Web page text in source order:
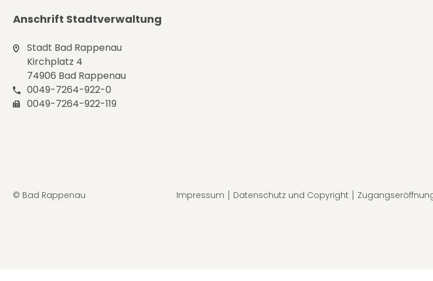
Anschrift Stadtverwaltung
Stadt Bad Rappenau
Kirchplatz 4
74906 Bad Rappenau
0049-7264-922-0
0049-7264-922-119
© Bad Rappenau Impressum Datenschutz und Copyright